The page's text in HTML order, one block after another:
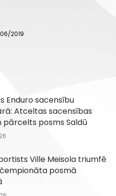
2019
Enduro sacensību
Atceltas sacensības
pārcelts posms Saldū
Ville Meisola triumfē
posmā